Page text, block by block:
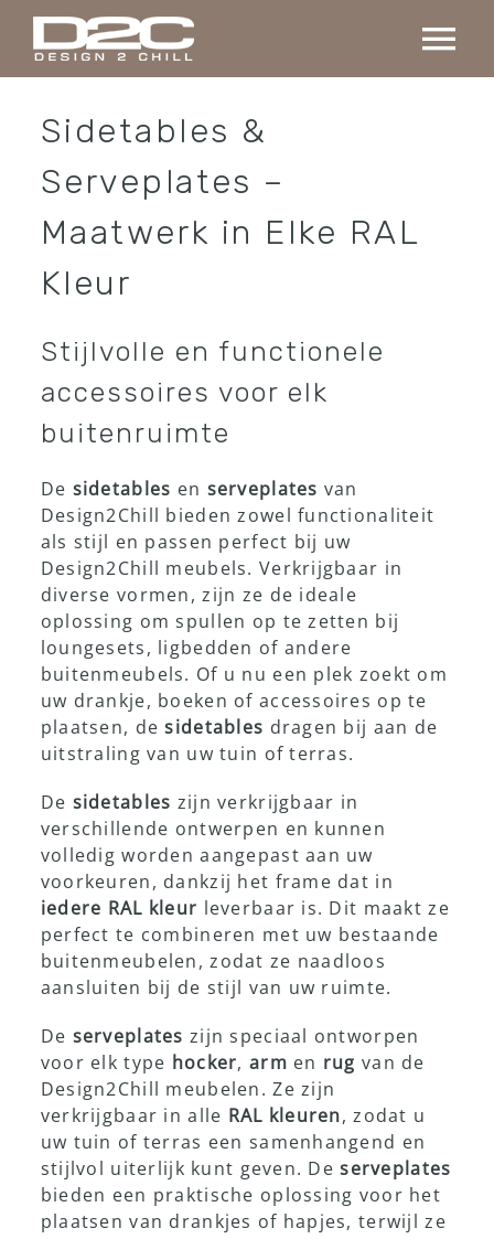
naar
inhoud
Collectie
Over ons
Contact
Showroom
Sidetables &
Serveplates –
Maatwerk in Elke RAL
Kleur
Stijlvolle en functionele
accessoires voor elk
buitenruimte
De sidetables en serveplates van
Design2Chill bieden zowel functionaliteit
als stijl en passen perfect bij uw
Design2Chill meubels. Verkrijgbaar in
diverse vormen, zijn ze de ideale
oplossing om spullen op te zetten bij
loungesets, ligbedden of andere
buitenmeubels. Of u nu een plek zoekt om
uw drankje, boeken of accessoires op te
plaatsen, desidetables dragen bij aan de
uitstraling van uw tuin of terras.
De sidetables zijn verkrijgbaar in
verschillende ontwerpen en kunnen
volledig worden aangepast aan uw
voorkeuren, dankzij het frame dat in
iedere RAL kleur leverbaar is. Dit maakt ze
perfect te combineren met uw bestaande
buitenmeubelen, zodat ze naadloos
aansluiten bij de stijl van uw ruimte.
De serveplates zijn speciaal ontworpen
voor elk type hocker, arm en rug van de
Design2Chill meubelen. Ze zijn
verkrijgbaar in alle RAL kleuren, zodat u
uw tuin of terras een samenhangend en
stijlvol uiterlijk kunt geven. Deserveplates
bieden een praktische oplossing voor het
plaatsen van drankjes of hapjes, terwijl ze